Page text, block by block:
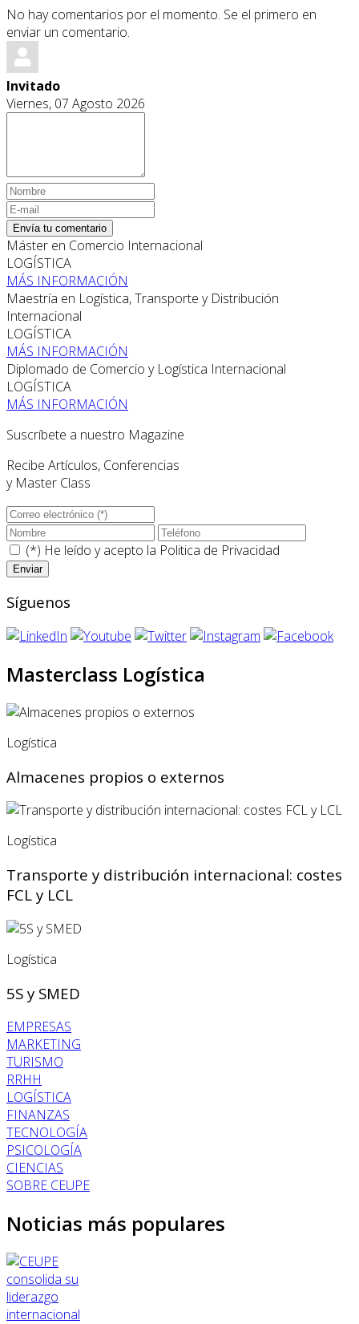
No hay comentarios por el momento. Se el primero en
enviar un comentario.
Invitado
Viernes, 07 Agosto 2026
Envía tu comentario
Máster en Comercio Internacional
LOGÍSTICA
MÁS INFORMACIÓN
Maestría en Logística, Transporte y Distribución
Internacional
LOGÍSTICA
MÁS INFORMACIÓN
Diplomado de Comercio y Logística Internacional
LOGÍSTICA
MÁS INFORMACIÓN
Suscríbete a nuestro Magazine
Recibe Artículos, Conferencias
y Master Class
(*) He leído y acepto la Politica de Privacidad
Síguenos
Masterclass Logística
Logística
Almacenes propios o externos
Logística
Transporte y distribución internacional: costes
FCL y LCL
Logística
5S y SMED
EMPRESAS
MARKETING
TURISMO
RRHH
LOGÍSTICA
FINANZAS
TECNOLOGÍA
PSICOLOGÍA
CIENCIAS
SOBRE CEUPE
Noticias más populares